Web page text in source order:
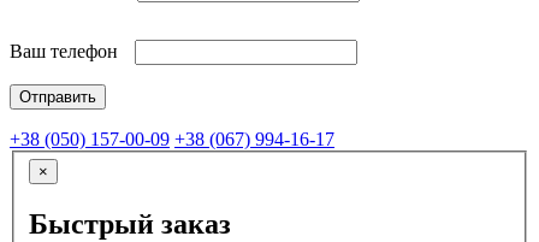
Ваш телефон
+38 (050) 157-00-09 +38 (067) 994-16-17
×
Быстрый заказ